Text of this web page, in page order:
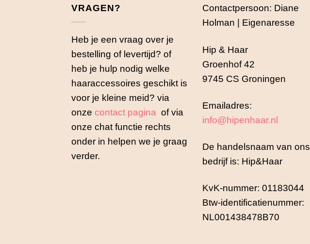
VRAGEN?
Heb je een vraag over je
bestelling of levertijd? of
heb je hulp nodig welke
haaraccessoires geschikt is
voor je kleine meid? via
onze contact pagina of via
onze chat functie rechts
onder in helpen we je graag
verder.
Contactpersoon: Diane
Holman | Eigenaresse
Hip & Haar
Groenhof 42
9745 CS Groningen
Emailadres:
info@hipenhaar.nl
De handelsnaam van ons
bedrijf is: Hip&Haar
KvK-nummer: 01183044
Btw-identificatienummer:
NL001438478B70